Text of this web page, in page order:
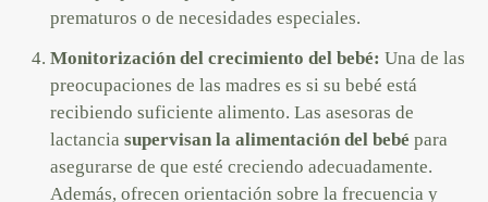
prematuros o de necesidades especiales.
Monitorización del crecimiento del bebé: Una de las
preocupaciones de las madres es si su bebé está
recibiendo suficiente alimento. Las asesoras de
lactancia supervisan la alimentación del bebé para
asegurarse de que esté creciendo adecuadamente.
Además, ofrecen orientación sobre la frecuencia y